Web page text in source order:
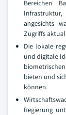
Bereichen
angesichts
Zugriffs
Die lokale
und digitale
bieten und
können.
Regierung